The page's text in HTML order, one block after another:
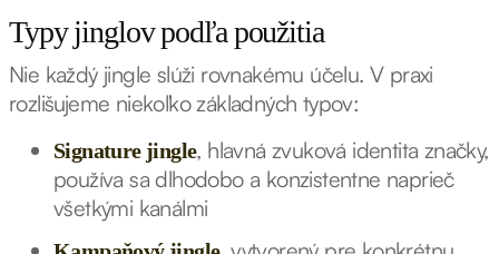
Typy jinglov podľa použitia
Nie každý jingle slúži rovnakému účelu. V praxi
rozlišujeme niekoľko základných typov:
Signature jingle, hlavná zvuková identita značky,
používa sa dlhodobo a konzistentne naprieč
všetkými kanálmi